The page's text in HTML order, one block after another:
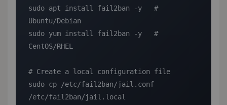
sudo apt install fail2ban -y   #
Ubuntu/Debian
sudo yum install fail2ban -y   #
CentOS/RHEL
# Create a local configuration file
sudo cp /etc/fail2ban/jail.conf
/etc/fail2ban/jail.local